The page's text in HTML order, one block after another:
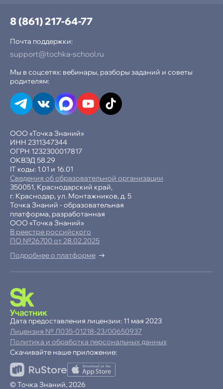
−10% при оплате в рассрочку
Продолжая пользоваться сайтом,
ООО «Точка Знаний»
ИНН 2311347344
ОГРН 1232300017817
ОКВЭД 58.29
IT коды: 1.01 и 16.01
Сведения об образовательной организации
350051, Краснодарский край,
г. Краснодар, ул. Монтажников, д. 5
Точка Знаний - образовательная
платформа, разработанная
ООО «Точка Знаний»
В реестре российского
ПО №26700 от 28.02.2025
Подробнее о платформе
8 (861) 217-64-77
Почта поддержки:
support@tochka-school.ru
Мы в соцсетях: вебинары, разборы заданий и советы
родителям:
© Точка Знаний, 2026
Политика и обработка персональных данных
Дата предоставления лицензии: 11 мая 2023
Лицензия № Л035-01218-23/00650937
Скачивайте наше приложение: